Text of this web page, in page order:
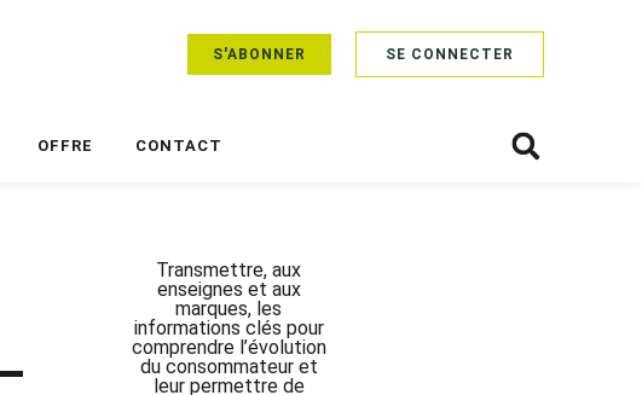
S'ABONNER SE CONNECTER
OFFRE CONTACT
Transmettre, aux
enseignes et aux
marques, les
informations clés pour
comprendre l’évolution
du consommateur et
leur permettre de